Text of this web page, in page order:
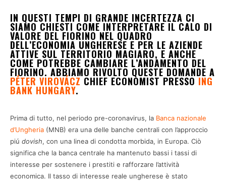
IN QUESTI TEMPI DI GRANDE INCERTEZZA CI
SIAMO CHIESTI COME INTERPRETARE IL CALO DI
VALORE DEL FIORINO NEL QUADRO
DELL’ECONOMIA UNGHERESE E PER LE AZIENDE
ATTIVE SUL TERRITORIO MAGIARO, E ANCHE
COME POTREBBE CAMBIARE L’ANDAMENTO DEL
FIORINO. ABBIAMO RIVOLTO QUESTE DOMANDE A
PÉTER VIROVÁCZ CHIEF ECONOMIST PRESSO ING
BANK HUNGARY.
Prima di tutto, nel periodo pre-coronavirus, la Banca nazionale
d’Ungheria (MNB) era una delle banche centrali con l’approccio
piú dovish, con una linea di condotta morbida, in Europa. Ciò
significa che la banca centrale ha mantenuto bassi i tassi di
interesse per sostenere i prestiti e rafforzare l’attività
economica. Il tasso di interesse reale ungherese è stato